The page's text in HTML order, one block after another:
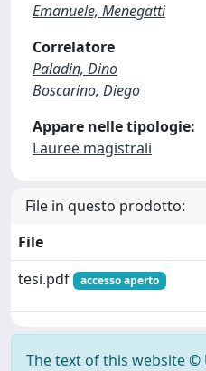
Emanuele, Menegatti
Correlatore
Paladin, Dino
Boscarino, Diego
Appare nelle tipologie:
Lauree magistrali
File in questo prodotto:
File
tesi.pdf
accesso aperto
The text of this website ©